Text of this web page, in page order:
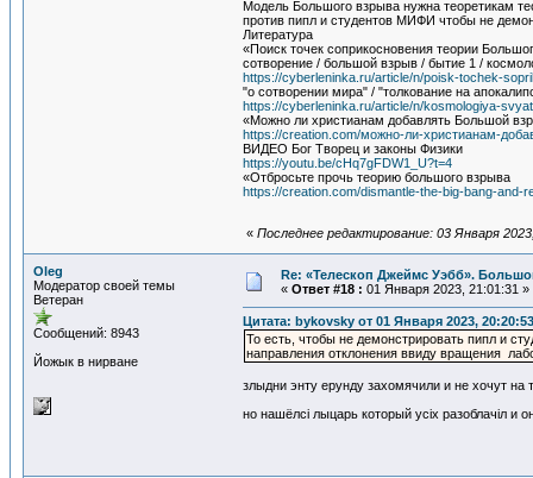
Модель Большого взрыва нужна теоретикам
против пипл и студентов МИФИ чтобы не
Литература
«Поиск точек соприкосновения теории
сотворение / большой взрыв / бытие 1 /
https://cyberleninka.ru/article/n/poisk-tochek-
"о сотворении мира" / "толкование на
https://cyberleninka.ru/article/n/kosmologiya-
«Можно ли христианам добавлять Большой
https://creation.com/можно-ли-христианам-
ВИДЕО Бог Творец и законы Физики
https://youtu.be/cHq7gFDW1_U?t=4
«Отбросьте прочь теорию большого взрыва
https://creation.com/dismantle-the-big-bang-
« Последнее редактирование: 03 Января
Oleg
Модератор своей темы
Ветеран
Сообщений: 8943
Йожык в нирване
Re: «Телескоп Джеймс Уэбб».
« Ответ #18 : 01 Января 2023, 21:01:31 »
Цитата: bykovsky от 01 Января 2023, 20:20:53
То есть, чтобы не демонстрировать пипл и
направления отклонения ввиду вращения
злыдни энту ерунду захомячили и не хочут
но нашёлсi лыцарь который усiх разоблачiл и